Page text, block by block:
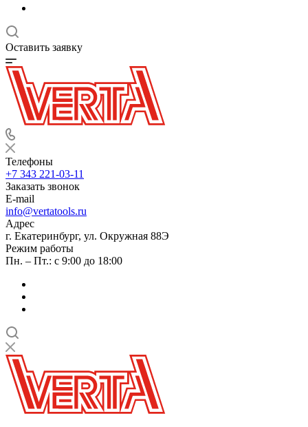
Оставить заявку
Телефоны
+7 343 221-03-11
Заказать звонок
E-mail
info@vertatools.ru
Адрес
г. Екатеринбург, ул. Окружная 88Э
Режим работы
Пн. – Пт.: с 9:00 до 18:00